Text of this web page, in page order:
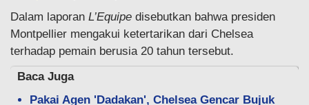
Dalam laporan L’Equipe disebutkan bahwa presiden
Montpellier mengakui ketertarikan dari Chelsea
terhadap pemain berusia 20 tahun tersebut.
Baca Juga
Pakai Agen 'Dadakan', Chelsea Gencar Bujuk